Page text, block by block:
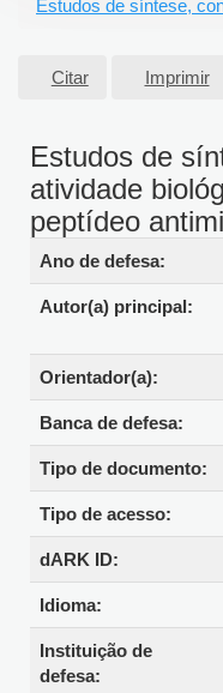
Estudos de síntese,
Estudos de
atividade
peptídeo
Detalhes bibliográficos
Ano de defesa:
Orientador(a):
Banca de defesa:
Tipo de
documento:
Tipo de acesso:
dARK ID:
Idioma: